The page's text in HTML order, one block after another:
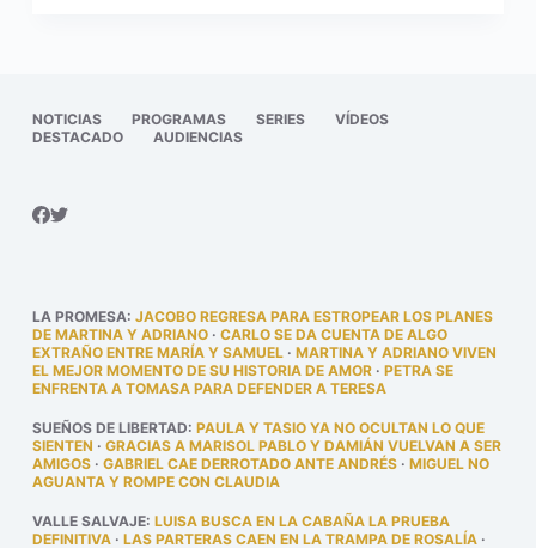
NOTICIAS PROGRAMAS SERIES
VÍDEOS
DESTACADO
AUDIENCIAS
LA PROMESA: JACOBO REGRESA PARA ESTROPEAR LOS PLANES
DE MARTINA Y ADRIANO· CARLO SE DA CUENTA DE ALGO
EXTRAÑO ENTRE MARÍA Y SAMUEL· MARTINA Y ADRIANO VIVEN
EL MEJOR MOMENTO DE SU HISTORIA DE AMOR· PETRA SE
ENFRENTA A TOMASA PARA DEFENDER A TERESA
SUEÑOS DE LIBERTAD: PAULA Y TASIO YA NO OCULTAN LO QUE
SIENTEN · GRACIAS A MARISOL PABLO Y DAMIÁN VUELVAN A SER
AMIGOS· GABRIEL CAE DERROTADO ANTE ANDRÉS· MIGUEL NO
AGUANTA Y ROMPE CON CLAUDIA
VALLE SALVAJE: LUISA BUSCA EN LA CABAÑA LA PRUEBA
DEFINITIVA· LAS PARTERAS CAEN EN LA TRAMPA DE ROSALÍA·